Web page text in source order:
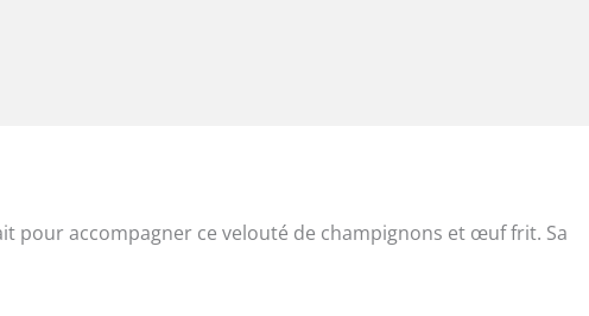
pour accompagner ce velouté de champignons et œuf frit. Sa